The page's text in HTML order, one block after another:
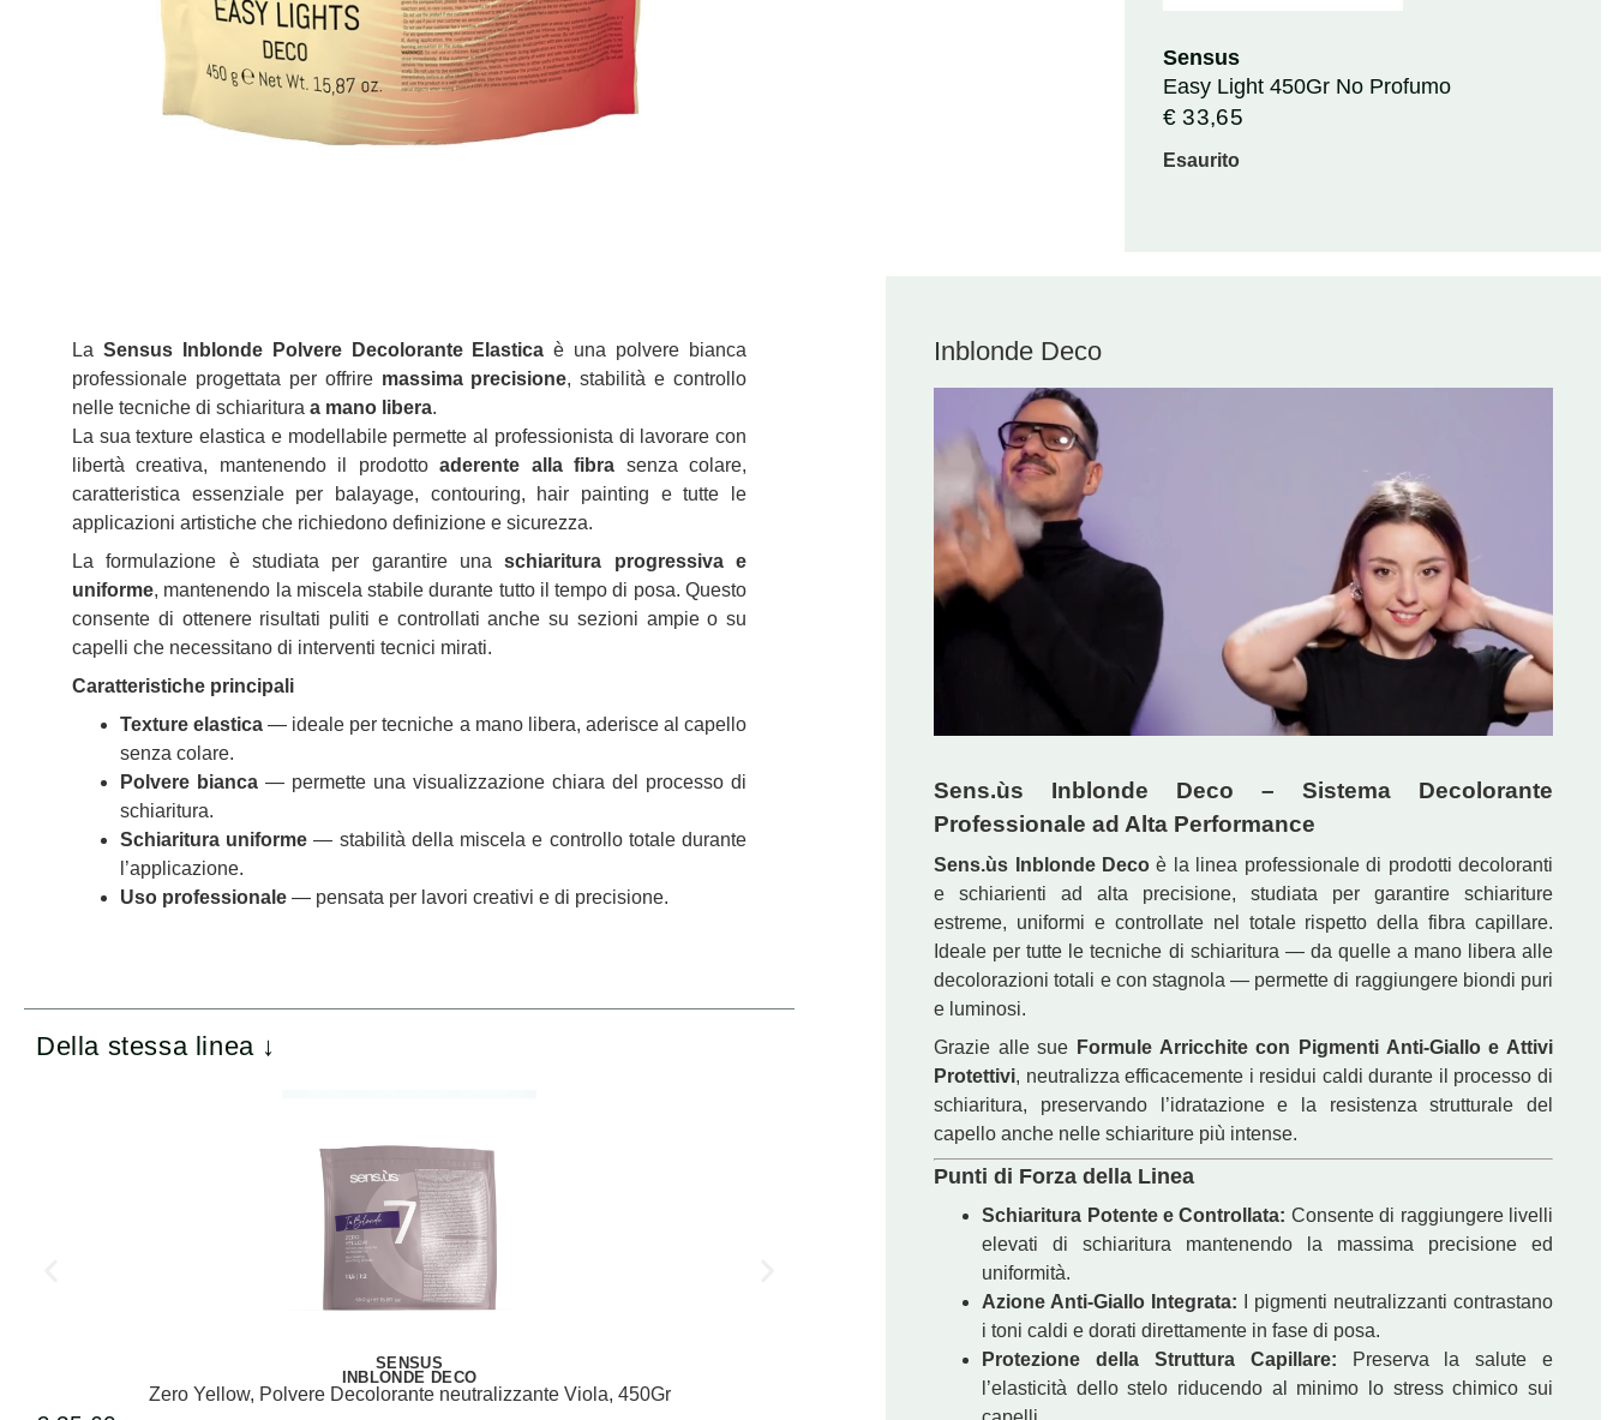
Sensus
Easy Light 450Gr No Profumo
€ 33,65
Esaurito
La Sensus Inblonde Polvere Decolorante Elastica è una polvere bianca
professionale progettata per offrire massima precisione, stabilità e controllo
nelle tecniche di schiaritura a mano libera.
La sua texture elastica e modellabile permette al professionista di lavorare con
libertà creativa, mantenendo il prodottoaderente alla fibra senza colare,
caratteristica essenziale per balayage, contouring, hair painting e tutte le
applicazioni artistiche che richiedono definizione e sicurezza.
La formulazione è studiata per garantire unaschiaritura progressiva e
uniforme, mantenendo la miscela stabile durante tutto il tempo di posa. Questo
consente di ottenere risultati puliti e controllati anche su sezioni ampie o su
capelli che necessitano di interventi tecnici mirati.
Caratteristiche principali
Texture elastica — ideale per tecniche a mano libera, aderisce al capello
senza colare.
Polvere bianca — permette una visualizzazione chiara del processo di
schiaritura.
Schiaritura uniforme — stabilità della miscela e controllo totale durante
l’applicazione.
Uso professionale — pensata per lavori creativi e di precisione.
Della stessa linea ↓
SENSUS
INBLONDE DECO
Zero Yellow, Polvere Decolorante neutralizzante Viola, 450Gr
SENSUS
INBLONDE DECO
Ultra Platinum, Polvere Decolorante Grigia fino a 9 Toni, 450Gr
Inblonde Deco
Sens.ùs Inblonde Deco – Sistema Decolorante
Professionale ad Alta Performance
Sens.ùs Inblonde Deco è la linea professionale di prodotti decoloranti
e schiarienti ad alta precisione, studiata per garantire schiariture
estreme, uniformi e controllate nel totale rispetto della fibra capillare.
Ideale per tutte le tecniche di schiaritura — da quelle a mano libera alle
decolorazioni totali e con stagnola — permette di raggiungere biondi puri
e luminosi.
Grazie alle sue Formule Arricchite con Pigmenti Anti-Giallo e Attivi
Protettivi, neutralizza efficacemente i residui caldi durante il processo di
schiaritura, preservando l’idratazione e la resistenza strutturale del
capello anche nelle schiariture più intense.
Punti di Forza della Linea
Schiaritura Potente e Controllata: Consente di raggiungere livelli
elevati di schiaritura mantenendo la massima precisione ed
uniformità.
Azione Anti-Giallo Integrata: I pigmenti neutralizzanti contrastano
i toni caldi e dorati direttamente in fase di posa.
Protezione della Struttura Capillare: Preserva la salute e
l’elasticità dello stelo riducendo al minimo lo stress chimico sui